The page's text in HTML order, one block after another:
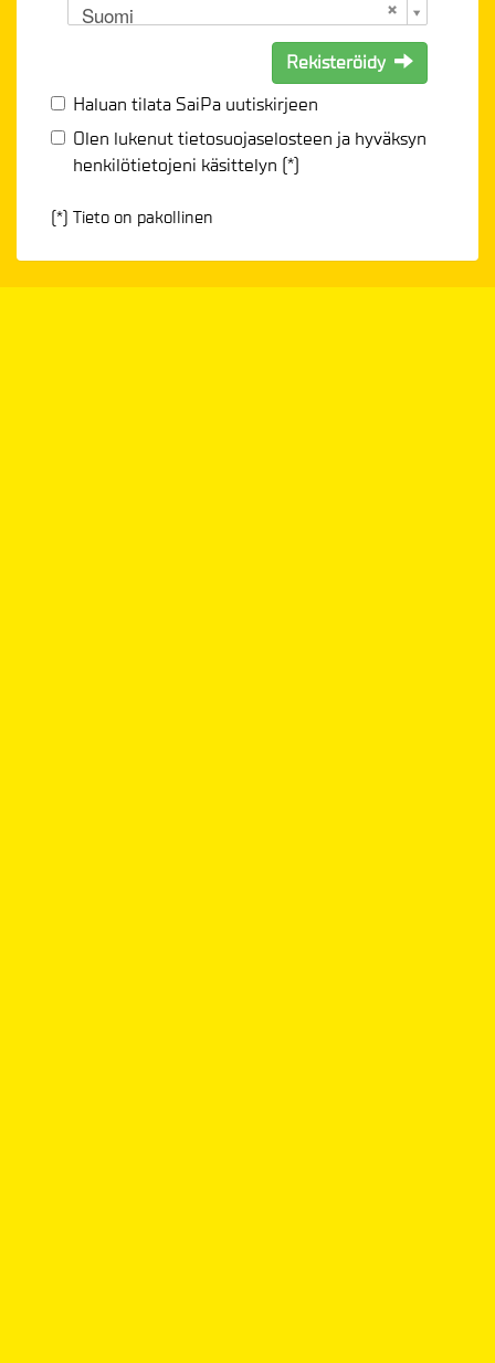
Suomi
Rekisteröidy
Haluan tilata SaiPa uutiskirjeen
Olen lukenuttietosuojaselosteen ja hyväksyn
henkilötietojeni käsittelyn (*)
(*) Tieto on pakollinen